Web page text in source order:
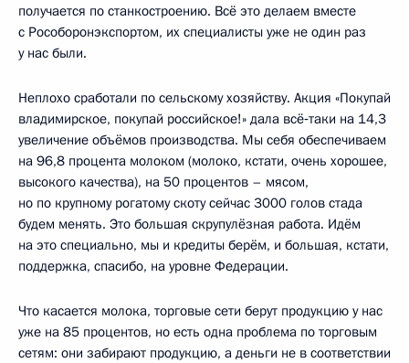
получается по станкостроению. Всё это делаем вместе
с Рособоронэкспортом, их специалисты уже не один раз
у нас были.
Неплохо сработали по сельскому хозяйству. Акция «Покупай
владимирское, покупай российское!» дала всё‑таки на 14,3
увеличение объёмов производства. Мы себя обеспечиваем
на 96,8 процента молоком (молоко, кстати, очень хорошее,
высокого качества), на 50 процентов – мясом,
но по крупному рогатому скоту сейчас 3000 голов стада
будем менять. Это большая скрупулёзная работа. Идём
на это специально, мы и кредиты берём, и большая, кстати,
поддержка, спасибо, на уровне Федерации.
Что касается молока, торговые сети берут продукцию у нас
уже на 85 процентов, но есть одна проблема по торговым
сетям: они забирают продукцию, а деньги не в соответствии